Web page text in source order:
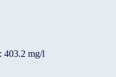
403.2 mg/l